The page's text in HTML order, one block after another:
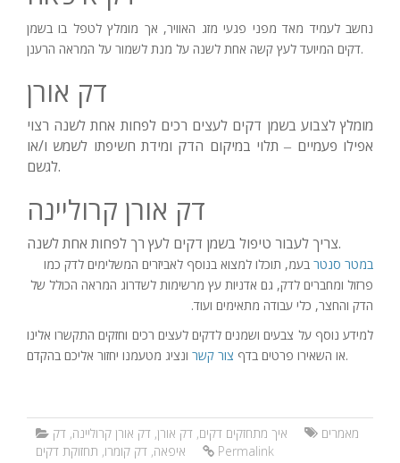
נחשב לעמיד מאד מפני פגעי מזג האוויר, אך מומלץ לטפל בו בשמן
דקים המיועד לעץ קשה אחת לשנה על מנת לשמור על המראה הרענן.
דק אורן
מומלץ לצבוע בשמן דקים לעצים רכים לפחות אחת לשנה רצוי
אפילו פעמיים –תלוי במיקום הדק ומידת חשיפתו לשמש ו/או
לגשם.
דק אורן קרוליינה
צריך לעבור טיפול בשמן דקים לעץ רך לפחות אחת לשנה.
במטר סנטר בעמ, תוכלו למצוא בנוסף לאביזרים המשלימים לדק כמו
פרזול ומחברים לדק, גם אדניות עץ מרשימות לשדרוג המראה הכולל של
הדק והחצר, כלי עבודה מתאימים ועוד.
למידע נוסף על צבעים ושמנים לדקים לעצים רכים וחזקים התקשרו אלינו
או השאירו פרטים בדף צור קשר ונציג מטעמנו יחזור אליכם בהקדם.
מאמרים איך מתחזקים דקים, דק אורן, דק אורן קרוליינה, דק
איפאה, דק קומרו, תחזוקת דקים Permalink